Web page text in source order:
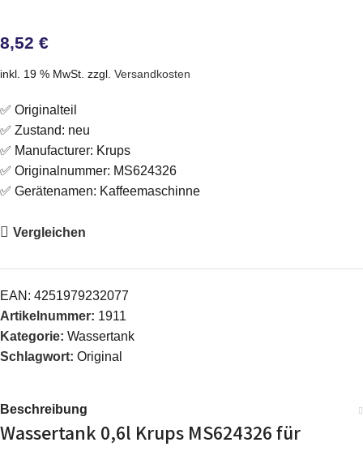
8,52 €
inkl. 19 % MwSt. zzgl. Versandkosten
✅ Originalteil
✅ Zustand: neu
✅ Manufacturer: Krups
✅ Originalnummer: MS624326
✅ Gerätenamen: Kaffeemaschinne
Vergleichen
EAN: 4251979232077
Artikelnummer: 1911
Kategorie: Wassertank
Schlagwort: Original
Beschreibung
Wassertank 0,6l Krups MS624326 für